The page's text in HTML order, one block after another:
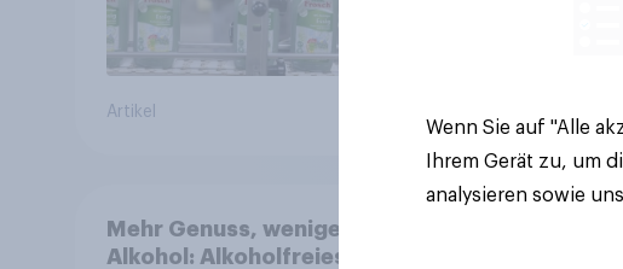
Artikel
Mehr Genuss, weniger
Alkohol: Alkoholfreies
Wenn Sie auf "Alle
Ihrem Gerät zu, um
analysieren sowie